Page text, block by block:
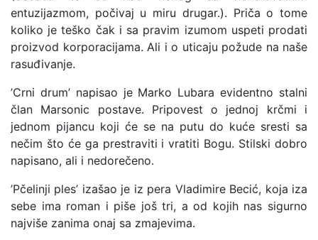
entuzijazmom, počivaj u miru drugar.). Priča o tome
koliko je teško čak i sa pravim izumom uspeti prodati
proizvod korporacijama. Ali i o uticaju požude na naše
rasuđivanje.
’Crni drum’ napisao je Marko Lubara evidentno stalni
član Marsonic postave. Pripovest o jednoj krčmi i
jednom pijancu koji će se na putu do kuće sresti sa
nečim što će ga prestraviti i vratiti Bogu. Stilski dobro
napisano, ali i nedorečeno.
’Pčelinji ples’ izašao je iz pera Vladimire Becić, koja iza
sebe ima roman i piše još tri, a od kojih nas sigurno
najviše zanima onaj sa zmajevima.